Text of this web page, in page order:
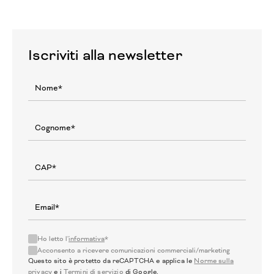
Iscriviti alla newsletter
Ho letto l'informativa*
Acconsento a ricevere comunicazioni commerciali/marketing
Questo sito è protetto da reCAPTCHA e applica le Norme sulla
privacy e i Termini di servizio di Google.